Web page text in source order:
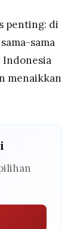
penting: di
sama
Indonesia
menaikkan